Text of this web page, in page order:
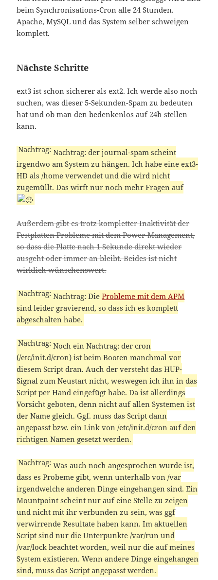
beim Synchronisations-Cron alle 24 Stunden.
Apache, MySQL und das System selber schweigen
komplett.
Nächste Schritte
ext3 ist schon sicherer als ext2. Ich werde also noch
suchen, was dieser 5-Sekunden-Spam zu bedeuten
hat und ob man den bedenkenlos auf 24h stellen
kann.
Nachtrag: der journal-spam scheint
irgendwo am System zu hängen. Ich habe eine ext3-
HD als /home verwendet und die wird nicht
zugemüllt. Das wirft nur noch mehr Fragen auf
Außerdem gibt es trotz kompletter Inaktivität der
Festplatten Probleme mit dem Power-Management,
so dass die Platte nach 1 Sekunde direkt wieder
ausgeht oder immer an bleibt. Beides ist nicht
wirklich wünschenswert.
Nachtrag: DieProbleme mit dem APM
sind leider gravierend, so dass ich es komplett
abgeschalten habe.
Noch ein Nachtrag: der cron
(/etc/init.d/cron) ist beim Booten manchmal vor
diesem Script dran. Auch der versteht das HUP-
Signal zum Neustart nicht, weswegen ich ihn in das
Script per Hand eingefügt habe. Da ist allerdings
Vorsicht geboten, denn nicht auf allen Systemen ist
der Name gleich. Ggf. muss das Script dann
angepasst bzw. ein Link von /etc/init.d/cron auf den
richtigen Namen gesetzt werden.
Was auch noch angesprochen wurde ist,
dass es Probeme gibt, wenn unterhalb von /var
irgendwelche anderen Dinge eingehangen sind. Ein
Mountpoint scheint nur auf eine Stelle zu zeigen
und nicht mit ihr verbunden zu sein, was ggf
verwirrende Resultate haben kann. Im aktuellen
Script sind nur die Unterpunkte /var/run und
/var/lock beachtet worden, weil nur die auf meines
System existieren. Wenn andere Dinge eingehangen
sind, muss das Script angepasst werden.